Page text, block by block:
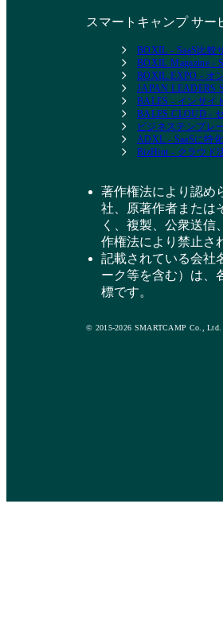
スマートキャンプ サー
BOXIL - SaaS比較
BOXIL Magazine -
BOXIL EXPO - オ
JAPAN LEADERS
BALES - インサイ
BALES CLOUD -
ビジネステンプレ
ADXL - SaaSに特
BizHint - クラウド
著作権法により認め
社、原著作者または
く、複製、公衆送信
作権法により禁止さ
記載されている会社
ーク等を含む）は、
標です。
© 2015-2026 SMARTCAMP Co., Ltd.